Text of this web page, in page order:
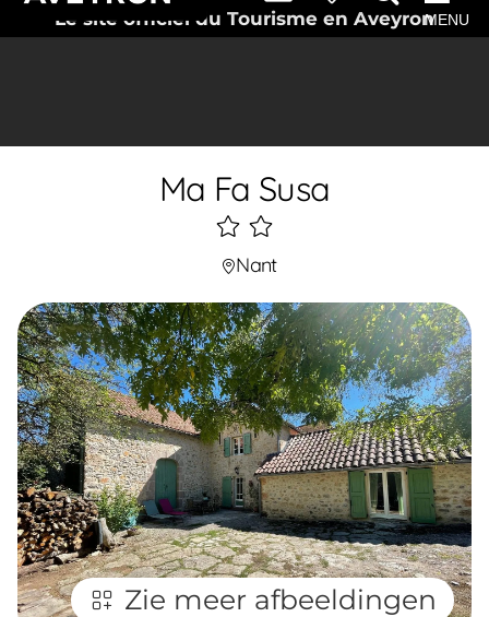
Le site officiel du Tourisme en AveyronMENU
Ma Fa Susa
2
étoiles
Nant
Zie meer afbeeldingen